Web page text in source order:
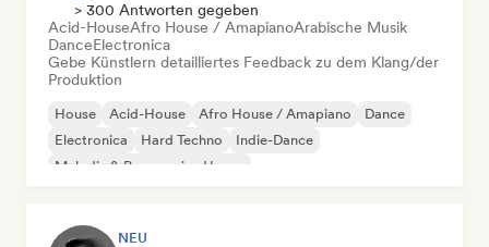
> 300 Antworten gegeben
Acid-HouseAfro House / AmapianoArabische Musik
DanceElectronica
Gebe Künstlern detailliertes Feedback zu dem Klang/der
Produktion
House Acid-House Afro House / Amapiano
Dance
Electronica
Hard Techno
Indie-Dance
Melodic & Progressive House
NEU